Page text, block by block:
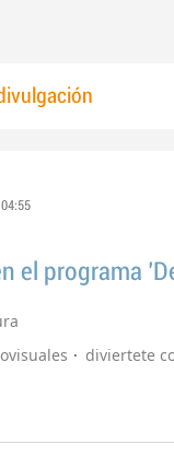
el programa
diviertete